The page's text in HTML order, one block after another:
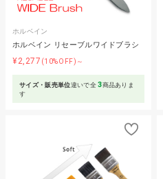
ホルベイン
ホルベイン リセーブルワイドブラシ
¥2,277 (10%OFF)～
サイズ・販売単位違いで全3商品ありま
す